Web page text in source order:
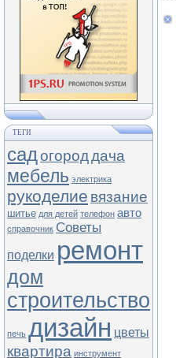
ТЕГИ
садогороддача
мебель электрика
рукоделие вязание
шитье для детей телефон авто
справочник Советы
поделки ремонт
дом
строительство
печь дизайн цветы
квартира инструмент